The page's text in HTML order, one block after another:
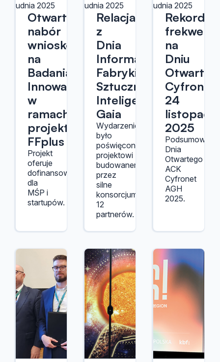
grudnia 2025
Otwarty
nabór
wniosków
na
Badania
Innowacyjne
w
ramach
projektu
FFplus
Projekt
oferuje
dofinansowania
dla
MŚP i
startupów.
10 grudnia 2025
Relacja
z
Dnia
Informacyjnego
Fabryki
Sztucznej
Inteligencji
Gaia
Wydarzenie
było
poświęcone
projektowi
budowanemu
przez
silne
konsorcjum
12
partnerów.
5 grudnia 2025
na
Dniu
24
listopada
2025
Podsumowanie
Dnia
Otwartego
ACK
Cyfronet
AGH
2025.